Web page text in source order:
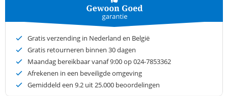
Gratis verzending in Nederland en België
Gratis retourneren binnen 30 dagen
Maandag bereikbaar vanaf 9:00 op 024-7853362
Afrekenen in een beveiligde omgeving
Gemiddeld een 9.2 uit 25.000 beoordelingen